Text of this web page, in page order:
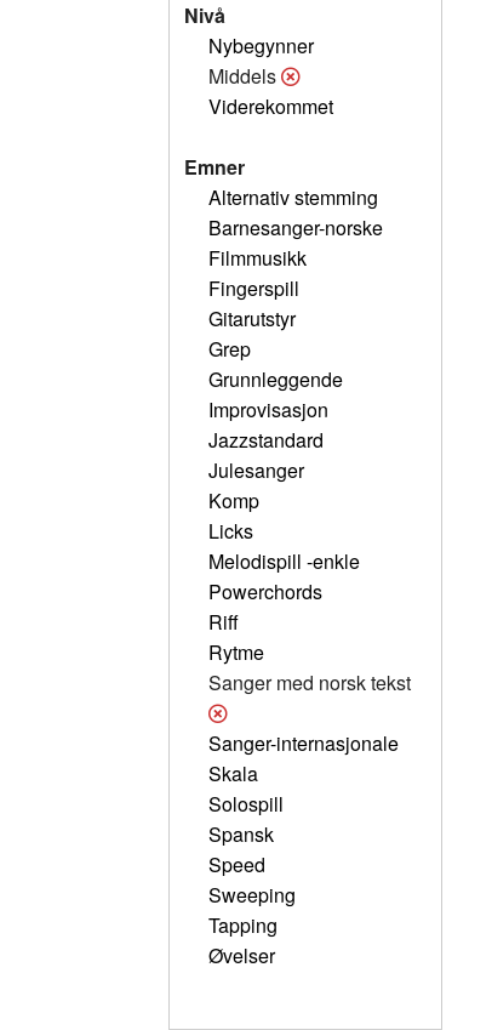
Nivå
Nybegynner
Middels
Viderekommet
Emner
Alternativ stemming
Barnesanger-norske
Filmmusikk
Fingerspill
Gitarutstyr
Grep
Grunnleggende
Improvisasjon
Jazzstandard
Julesanger
Komp
Licks
Melodispill -enkle
Powerchords
Riff
Rytme
Sanger med norsk tekst
Sanger-internasjonale
Skala
Solospill
Spansk
Speed
Sweeping
Tapping
Øvelser